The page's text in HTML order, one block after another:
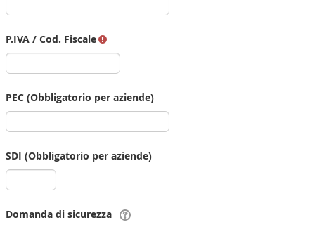
P.IVA / Cod. Fiscale
PEC (Obbligatorio per aziende)
SDI (Obbligatorio per aziende)
Domanda di sicurezza